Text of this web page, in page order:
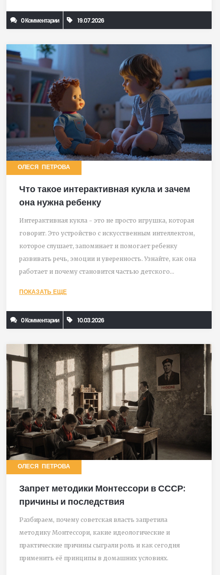
0 Комментарии 19.07.2026
ОЛЕСЯ ПЕТРОВА
Что такое интерактивная кукла и зачем
она нужна ребенку
Интерактивная кукла - это не просто игрушка, которая
говорит. Это устройство с искусственным интеллектом,
которое слушает, запоминает и помогает ребенку
развивать речь, эмоции и уверенность. Узнайте, как она
работает и почему становится частью детского
ПОКАЗАТЬ ЕЩЕ
0 Комментарии 10.03.2026
ОЛЕСЯ ПЕТРОВА
Запрет методики Монтессори в СССР:
причины и последствия
Разбираем, почему советская власть запретила
методику Монтессори, какие идеологические и
практические причины сыграли роль и как сегодня
применить её принципы в домашних условиях.